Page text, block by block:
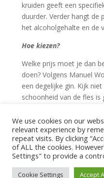
kruiden geeft een
duurder. Verder hangt de
het alcoholgehalte en de
Hoe kiezen?
Welke prijs moet je dan
doen? Volgens Manuel
een degelijke gin. Kijk
schoonheid van de fles is
Kies best voor een light
suiker tast de smaak van
Bron: één.be
We use cookies on our
relevant experience by
repeat visits. By clicking
of ALL the cookies.
Settings" to provide a
Cookie Settings Accept